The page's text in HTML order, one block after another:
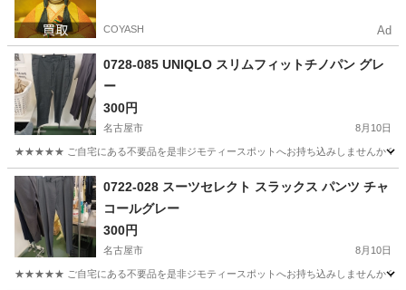
COYASH Ad
0728-085 UNIQLO スリムフィットチノパン グレ
ー
300円
名古屋市 8月10日
★★★★★ ご自宅にある不要品を是非ジモティースポットへお持ち込みしませんか？
愛知 名古屋市 UNIQLO
0722-028 スーツセレクト スラックス パンツ チャ
コールグレー
300円
名古屋市 8月10日
★★★★★ ご自宅にある不要品を是非ジモティースポットへお持ち込みしませんか？